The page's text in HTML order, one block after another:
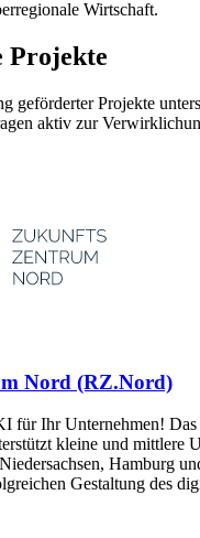
Wirtschaft.
Projekte
geförderter Projekte
aktiv zur
Nord (RZ.Nord)
für Ihr Unternehmen!
kleine und mittlere
Hamburg
Gestaltung des